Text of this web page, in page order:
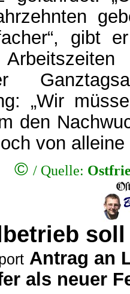
gibt
„Wir
den
von
© / Quelle:
Antrag an
als neuer